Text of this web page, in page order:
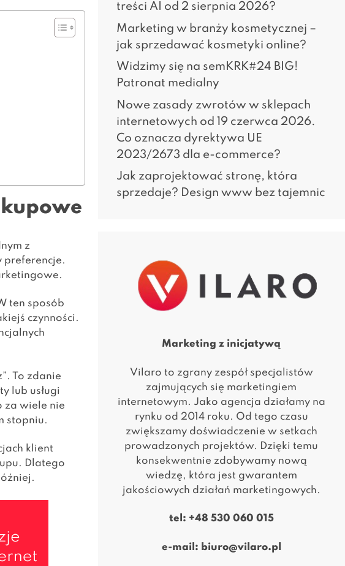
z
preferencje.
ten sposób
czynności.
To zdanie
lub usługi
za wiele nie
stopniu.
klient
Dlatego
treści AI od 2 sierpnia 2026?
Marketing w branży kosmetycznej –
jak sprzedawać kosmetyki online?
Widzimy się na semKRK#24 BIG!
Patronat medialny
Nowe zasady zwrotów w sklepach
internetowych od 19 czerwca 2026.
Co oznacza dyrektywa UE
2023/2673 dla e-commerce?
Jak zaprojektować stronę, która
sprzedaje? Design www bez tajemnic
Marketing z inicjatywą
Vilaro to zgrany zespół specjalistów
zajmujących się marketingiem
internetowym. Jako agencja działamy na
rynku od 2014 roku. Od tego czasu
zwiększamy doświadczenie w setkach
prowadzonych projektów. Dzięki temu
konsekwentnie zdobywamy nową
wiedzę, która jest gwarantem
jakościowych działań marketingowych.
tel: +48 530 060 015
e-mail: biuro@vilaro.pl